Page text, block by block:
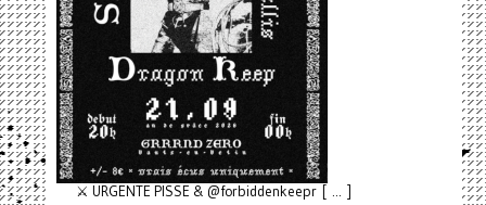
⚔️ URGENTE PISSE & @forbiddenkeepr [ ... ]